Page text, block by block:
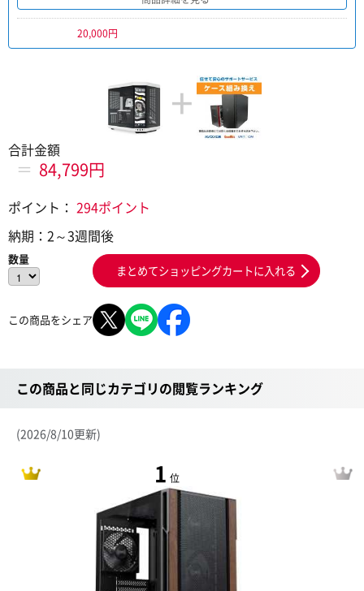
20,000円
+
合計金額
＝ 84,799円
ポイント： 294ポイント
納期： 2～3週間後
数量
まとめてショッピングカートに入れる
この商品をシェア
この商品と同じカテゴリの閲覧ランキング
(2026/8/10更新)
1 位